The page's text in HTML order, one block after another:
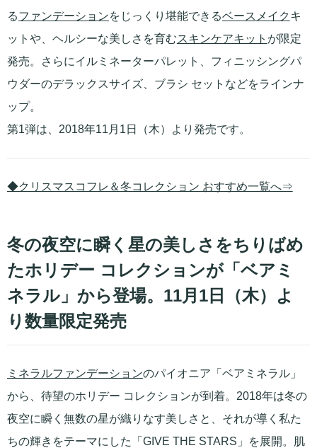
るファンデーションをじっくり堪能できるベースメイク キ
ットや、ヘルシーな美しさを育むスキンケアキット が限定
発売。さらにイルミネーターパレット、フィニッシングパ
ウダーのデラックスサイズ、ブラシ セットなどをラインナ
ップ。
第1弾は、2018年11月1日（木）より発売です。
◆クリスマスコフレ＆冬コレクション おすすめ一覧へ⇒
冬の夜空に瞬く星の美しさをちりばめ
たホリデー コレクションが「ベアミ
ネラル」から登場。11月1日（木）よ
り数量限定発売
ミネラルファンデーションのパイオニア「ベアミネラル」
から、待望のホリデー コレクションが到着。2018年は冬の
夜空に瞬く無数の星が織りなす美しさと、それが導く私た
ちの輝きをテーマにした「GIVE THE STARS」を展開。肌